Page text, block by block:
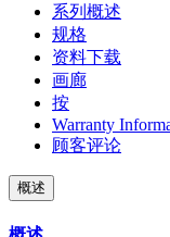
系列概述
规格
资料下载
画廊
按
Warranty
顾客评论
概述